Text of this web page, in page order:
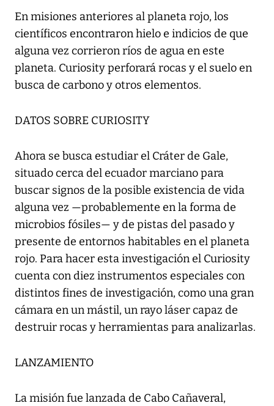
En misiones anteriores al planeta rojo, los
científicos encontraron hielo e indicios de que
alguna vez corrieron ríos de agua en este
planeta. Curiosity perforará rocas y el suelo en
busca de carbono y otros elementos.
DATOS SOBRE CURIOSITY
Ahora se busca estudiar el Cráter de Gale,
situado cerca del ecuador marciano para
buscar signos de la posible existencia de vida
alguna vez —probablemente en la forma de
microbios fósiles— y de pistas del pasado y
presente de entornos habitables en el planeta
rojo. Para hacer esta investigación el Curiosity
cuenta con diez instrumentos especiales con
distintos fines de investigación, como una gran
cámara en un mástil, un rayo láser capaz de
destruir rocas y herramientas para analizarlas.
LANZAMIENTO
La misión fue lanzada de Cabo Cañaveral,